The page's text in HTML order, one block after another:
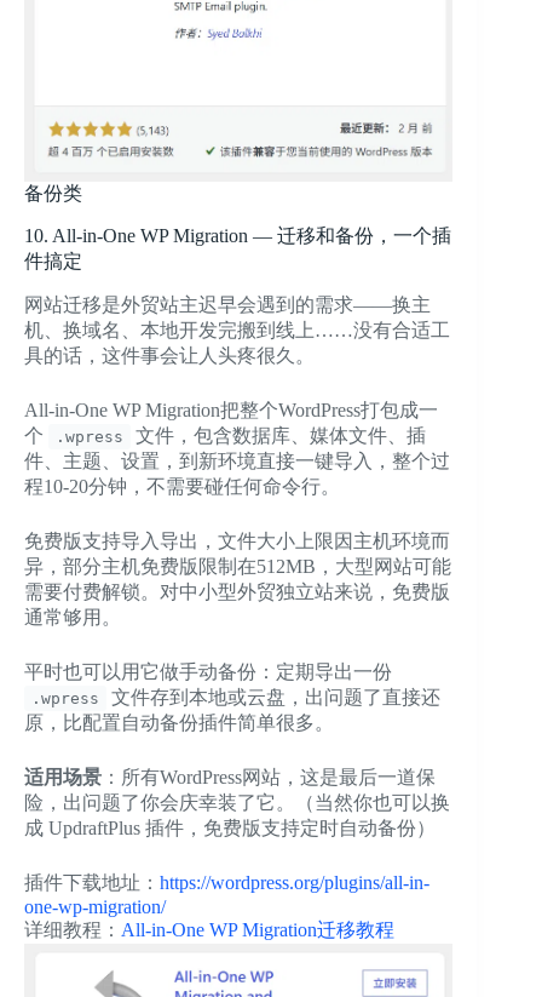
备份类
10. All-in-One WP Migration — 迁移和备份，一个插
件搞定
网站迁移是外贸站主迟早会遇到的需求——换主
机、换域名、本地开发完搬到线上……没有合适工
具的话，这件事会让人头疼很久。
All-in-One WP Migration把整个WordPress打包成一
个
.wpress
文件，包含数据库、媒体文件、插
件、主题、设置，到新环境直接一键导入，整个过
程10-20分钟，不需要碰任何命令行。
免费版支持导入导出，文件大小上限因主机环境而
异，部分主机免费版限制在512MB，大型网站可能
需要付费解锁。对中小型外贸独立站来说，免费版
通常够用。
平时也可以用它做手动备份：定期导出一份
.wpress
文件存到本地或云盘，出问题了直接还
原，比配置自动备份插件简单很多。
适用场景 ：所有WordPress网站，这是最后一道保
险，出问题了你会庆幸装了它。（当然你也可以换
成 UpdraftPlus 插件，免费版支持定时自动备份）
插件下载地址： https://wordpress.org/plugins/all-in-
one-wp-migration/
详细教程： All-in-One WP Migration迁移教程